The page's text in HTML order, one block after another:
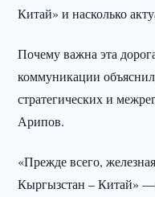
Китай» и насколько
Почему важна эта
коммуникации
стратегических и
Арипов.
«Прежде всего,
Кыргызстан – Китай» —